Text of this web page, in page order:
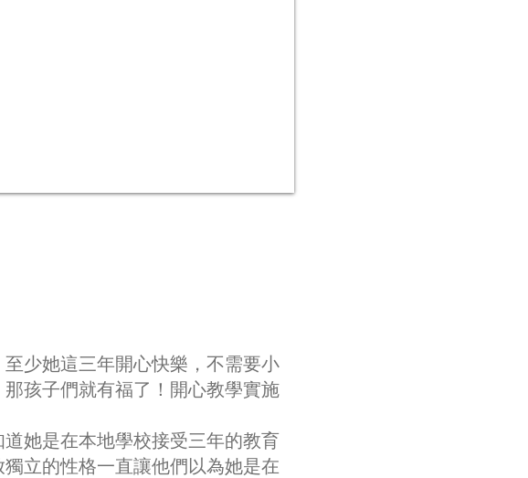
少她這三年開心快樂，不需要小
孩子們就有福了！開心教學實施
她是在本地學校接受三年的教育
立的性格一直讓他們以為她是在